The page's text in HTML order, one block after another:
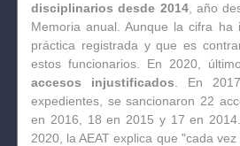
disciplinarios desde 2014, año
Memoria anual. Aunque la cifra ha
práctica registrada y que es
estos funcionarios. En 2020,
accesos injustificados . En
expedientes, se sancionaron 22
en 2016, 18 en 2015 y 17 en
2020, la AEAT explica que "cada